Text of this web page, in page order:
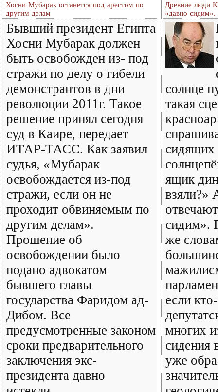
Хосни Мубарак останется под арестом по
другим делам
Бывший президент Египта
Хосни Мубарак должен
быть освобожден из- под
стражи по делу о гибели
демонстрантов в дни
революции 2011г. Такое
решение принял сегодня
суд в Каире, передает
ИТАР-ТАСС. Как заявил
судья, «Мубарак
освобождается из-под
стражи, если он не
проходит обвиняемым по
другим делам».
Прошение об
освобождении было
подано адвокатом
бывшего главы
государства Фаридом ад-
Дибом. Все
предусмотренные законом
сроки предварительного
заключения экс-
президента давно
Древние люди
«давно сидим».
солнце
такая
сидящих
ящик
взяли?»
сидим».
же
если
многих
сидения
уже